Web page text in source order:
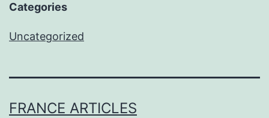
Categories
Uncategorized
FRANCE ARTICLES